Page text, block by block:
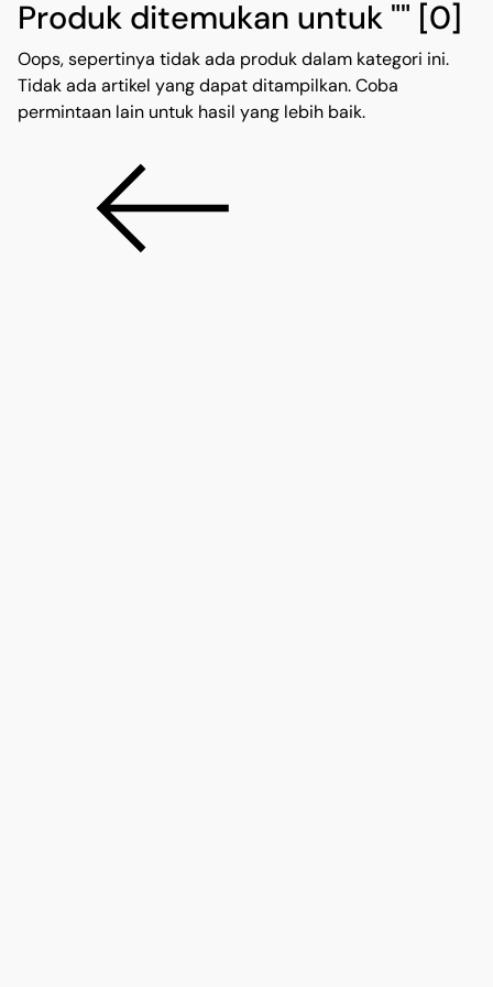
Produk ditemukan untuk "" [0]
Oops, sepertinya tidak ada produk dalam kategori ini.
Tidak ada artikel yang dapat ditampilkan. Coba
permintaan lain untuk hasil yang lebih baik.